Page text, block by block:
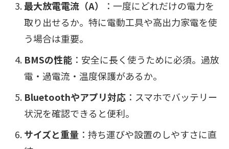
最大放電電流（A）
：一度にどれだけの電力を
取り出せるか。特に電動工具や高出力家電を使
う場合は重要。
BMSの性能 ：安全に長く使うために必須。過放
電・過電流・温度保護があるか。
Bluetoothやアプリ対応 ：スマホでバッテリー
状況を確認できると便利。
サイズと重量 ：持ち運びや設置のしやすさに直